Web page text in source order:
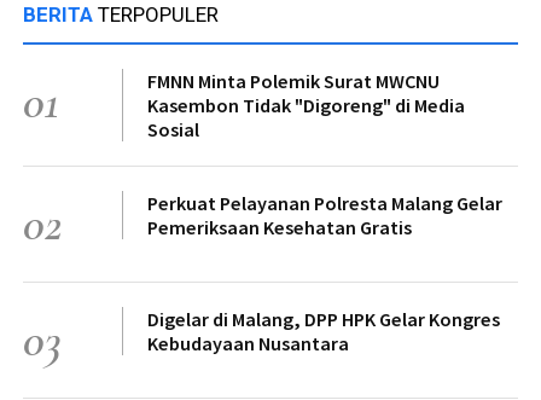
BERITA TERPOPULER
01
FMNN Minta Polemik Surat MWCNU
Kasembon Tidak "Digoreng" di Media
Sosial
02
Perkuat Pelayanan Polresta Malang Gelar
Pemeriksaan Kesehatan Gratis
03
Digelar di Malang, DPP HPK Gelar Kongres
Kebudayaan Nusantara